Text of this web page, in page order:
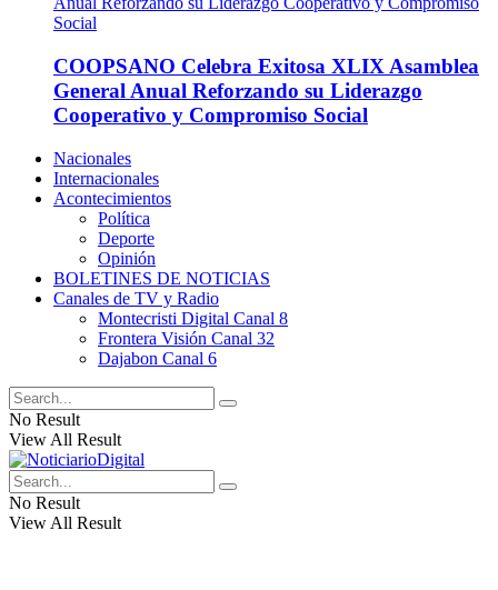
COOPSANO Celebra Exitosa XLIX Asamblea
General Anual Reforzando su Liderazgo
Cooperativo y Compromiso Social
Nacionales
Internacionales
Acontecimientos
Política
Deporte
Opinión
BOLETINES DE NOTICIAS
Canales de TV y Radio
Montecristi Digital Canal 8
Frontera Visión Canal 32
Dajabon Canal 6
No Result
View All Result
No Result
View All Result